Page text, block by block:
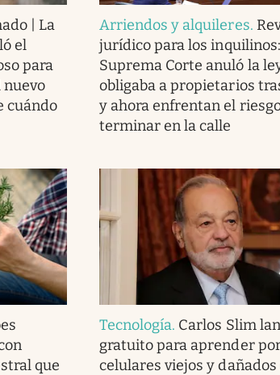
| La
el
para
nuevo
cuándo
Arriendos y alquileres.
jurídico para los
Suprema Corte anuló la
obligaba a propietarios
y ahora enfrentan el
terminar en la calle
que
Tecnología. Carlos Slim
gratuito para aprender
celulares viejos y dañados